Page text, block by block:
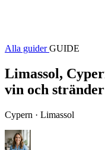
Alla guiderGUIDE
Limassol,
vin och
Cypern · Limassol